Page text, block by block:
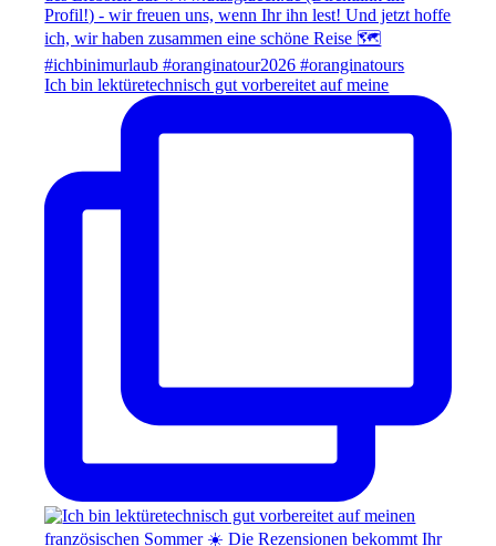
Ich bin lektüretechnisch gut vorbereitet auf meine